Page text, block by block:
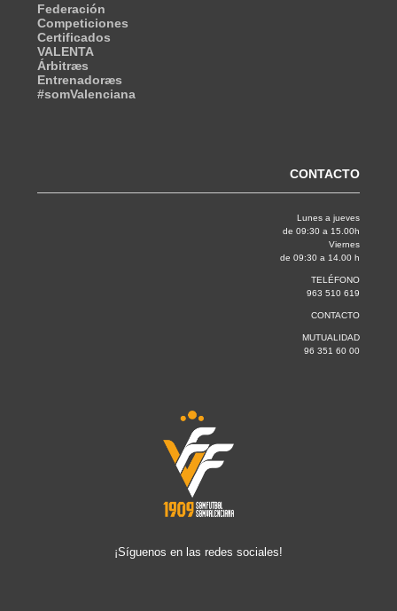
Federación
Competiciones
Certificados
VALENTA
Árbitræs
Entrenadoræs
#somValenciana
CONTACTO
Lunes a jueves
de 09:30 a 15.00h
Viernes
de 09:30 a 14.00 h
TELÉFONO
963 510 619
CONTACTO
MUTUALIDAD
96 351 60 00
¡Síguenos en las redes sociales!